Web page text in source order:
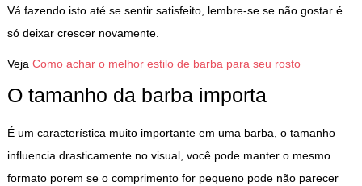
Vá fazendo isto até se sentir satisfeito, lembre-se se não gostar é
só deixar crescer novamente.
Veja Como achar o melhor estilo de barba para seu rosto
O tamanho da barba importa
É um característica muito importante em uma barba, o tamanho
influencia drasticamente no visual, você pode manter o mesmo
formato porem se o comprimento for pequeno pode não parecer